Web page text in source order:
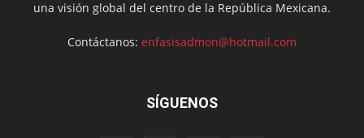
una visión global del centro de la República Mexicana.
Contáctanos: enfasisadmon@hotmail.com
SÍGUENOS